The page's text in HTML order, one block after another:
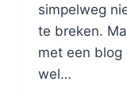
simpelweg
te breken.
met een blog
wel…